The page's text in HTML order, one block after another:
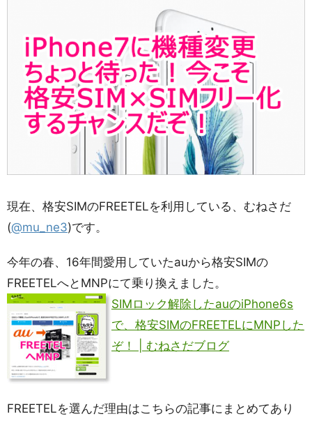
現在、格安SIMのFREETELを利用している、むねさだ
(@mu_ne3)です。
今年の春、16年間愛用していたauから格安SIMの
FREETELへとMNPにて乗り換えました。
SIMロック解除したauのiPhone6s
で、格安SIMのFREETELにMNPした
ぞ！ | むねさだブログ
FREETELを選んだ理由はこちらの記事にまとめてあり